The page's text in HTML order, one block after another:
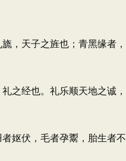
，天子之旌也；青黑缘者，
之经也。礼乐顺天地之诚，
妪伏，毛者孕鬻，胎生者不